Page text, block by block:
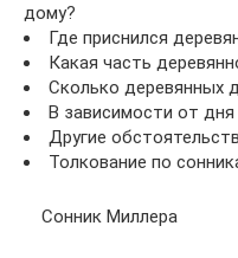
дому?
Где приснился
Какая часть
Сколько деревянных
В зависимости от дня
Другие
Толкование по
Сонник Миллера